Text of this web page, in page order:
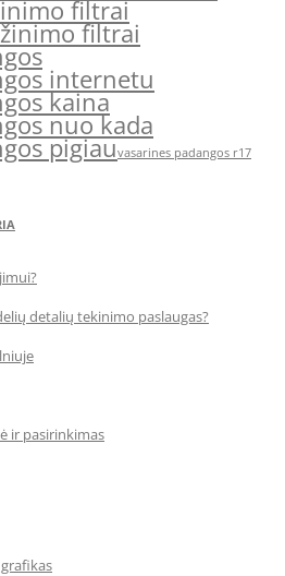
filtrai
filtrai
internetu
kaina
nuo kada
pigiauvasarines padangos r17
detalių tekinimo paslaugas?
ir pasirinkimas